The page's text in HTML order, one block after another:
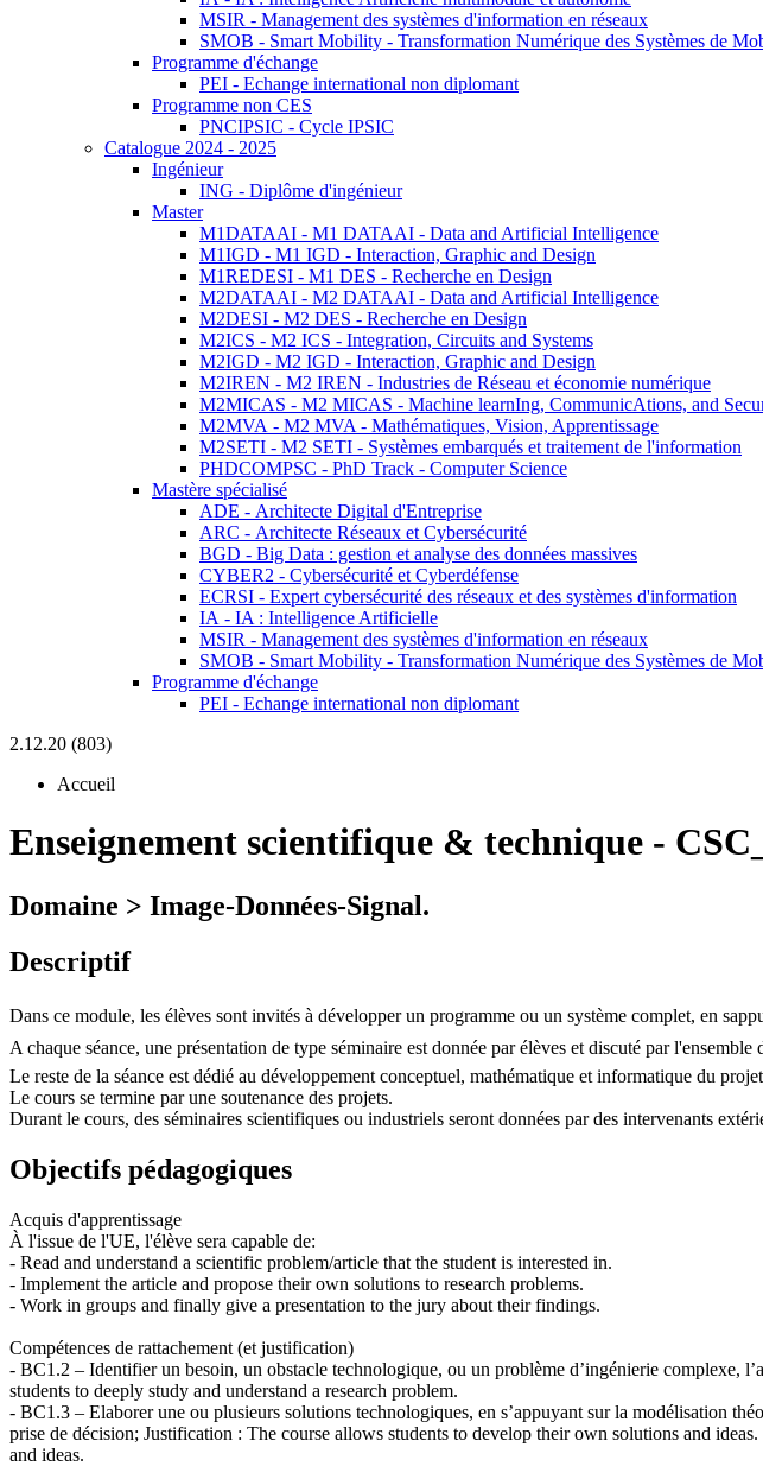
MSIR - Management des systèmes d'information en réseaux
SMOB - Smart Mobility - Transformation Numérique des Systèmes de
Programme d'échange
PEI - Echange international non diplomant
Programme non CES
PNCIPSIC - Cycle IPSIC
Catalogue 2024 - 2025
Ingénieur
ING - Diplôme d'ingénieur
Master
M1DATAAI - M1 DATAAI - Data and Artificial Intelligence
M1IGD - M1 IGD - Interaction, Graphic and Design
M1REDESI - M1 DES - Recherche en Design
M2DATAAI - M2 DATAAI - Data and Artificial Intelligence
M2DESI - M2 DES - Recherche en Design
M2ICS - M2 ICS - Integration, Circuits and Systems
M2IGD - M2 IGD - Interaction, Graphic and Design
M2IREN - M2 IREN - Industries de Réseau et économie numérique
M2MICAS - M2 MICAS - Machine learnIng, CommunicAtions, and
M2MVA - M2 MVA - Mathématiques, Vision, Apprentissage
M2SETI - M2 SETI - Systèmes embarqués et traitement de l'information
PHDCOMPSC - PhD Track - Computer Science
Mastère spécialisé
ADE - Architecte Digital d'Entreprise
ARC - Architecte Réseaux et Cybersécurité
BGD - Big Data : gestion et analyse des données massives
CYBER2 - Cybersécurité et Cyberdéfense
ECRSI - Expert cybersécurité des réseaux et des systèmes d'information
IA - IA : Intelligence Artificielle
MSIR - Management des systèmes d'information en réseaux
SMOB - Smart Mobility - Transformation Numérique des Systèmes de
Programme d'échange
PEI - Echange international non diplomant
2.12.20 (803)
Accueil
Enseignement scientifique & technique -
Domaine > Image-Données-Signal.
Descriptif
Dans ce module, les élèves sont invités à développer un programme ou un système complet, en
A chaque séance, une présentation de type séminaire est donnée par élèves et discuté par l'ensemble
Le reste de la séance est dédié au développement conceptuel, mathématique et informatique du
Le cours se termine par une soutenance des projets.
Durant le cours, des séminaires scientifiques ou industriels seront données par des intervenants
Objectifs pédagogiques
Acquis d'apprentissage
À l'issue de l'UE, l'élève sera capable de:
- Read and understand a scientific problem/article that the student is interested in.
- Implement the article and propose their own solutions to research problems.
- Work in groups and finally give a presentation to the jury about their findings.
Compétences de rattachement (et justification)
- BC1.2 – Identifier un besoin, un obstacle technologique, ou un problème d’ingénierie complexe,
students to deeply study and understand a research problem.
- BC1.3 – Elaborer une ou plusieurs solutions technologiques, en s’appuyant sur la modélisation
prise de décision; Justification : The course allows students to develop their own solutions and
and ideas.